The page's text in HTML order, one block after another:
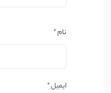
نام*
ایمیل*